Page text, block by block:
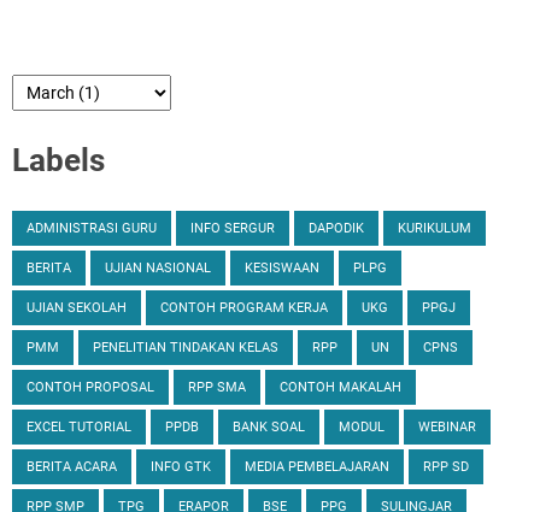
Labels
ADMINISTRASI GURU INFO SERGUR DAPODIK KURIKULUM
BERITA UJIAN NASIONAL KESISWAAN PLPG
UJIAN SEKOLAH CONTOH PROGRAM KERJA UKG PPGJ
PMM PENELITIAN TINDAKAN KELAS RPP UN CPNS
CONTOH PROPOSAL RPP SMA CONTOH MAKALAH
EXCEL TUTORIAL PPDB BANK SOAL MODUL WEBINAR
BERITA ACARA INFO GTK MEDIA PEMBELAJARAN RPP SD
RPP SMP TPG ERAPOR BSE PPG SULINGJAR